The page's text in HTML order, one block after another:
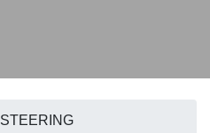
STEERING